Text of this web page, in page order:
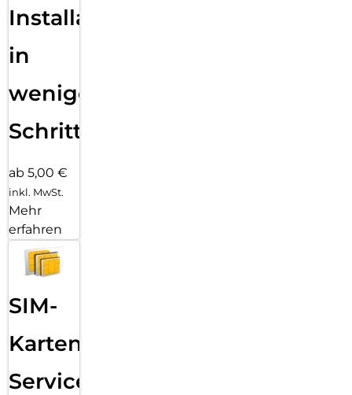
Installation
in
wenigen
Schritten
ab 5,00 €
inkl. MwSt.
Mehr
erfahren
SIM-
Karten
Service: